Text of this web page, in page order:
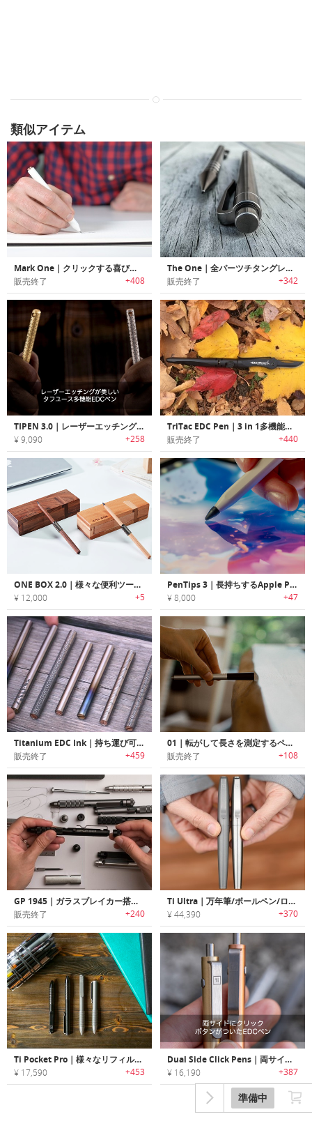
準備中
類似アイテム
Mark One｜クリックする喜びが味わえるミニマルデザインオールメタルペン「マークワン」
販売終了 +408
The One｜全パーツチタングレード5のペン「ザ・ワン」
販売終了 +342
TIPEN 3.0｜レーザーエッチングが美しいタフユース多機能EDCペン「タイペン3.0」
¥ 9,090 +258
TriTac EDC Pen｜3 in 1多機能ペン「トライタック」
販売終了 +440
ONE BOX 2.0｜様々な便利ツールに組み替えれる木製筆箱
¥ 12,000 +5
PenTips 3｜長持ちするApple Pencil用ペン先
¥ 8,000 +47
Titanium EDC Ink｜持ち運び可能なチタン製キーホルダーペン「EDC インク」
販売終了 +459
01｜転がして長さを測定するペンデザインメジャー「ゼロワン」
販売終了 +108
GP 1945｜ガラスブレイカー搭載EDCペン「GP 1945」
販売終了 +240
Ti Ultra｜万年筆/ボールペン/ローラーボールペンとして使える3-in-1チタニウムペン「Tiウルトラ」
¥ 44,390 +370
Ti Pocket Pro｜様々なリフィルを使用可能な汎用性に優れたEDCペン「Tiポケットプロ」
¥ 17,590 +453
Dual Side Click Pens｜両サイドにクリックボタンがついたEDCペン
¥ 16,190 +387